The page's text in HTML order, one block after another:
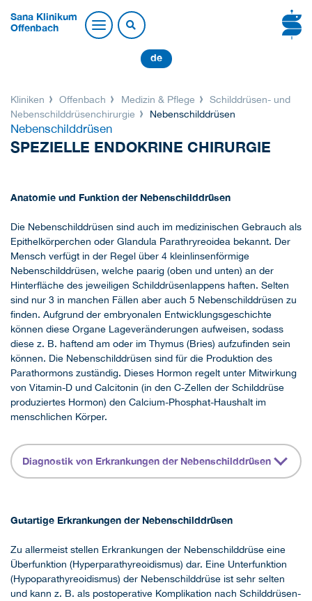
Sana Klinikum
Offenbach
de
Kliniken Offenbach Medizin & Pflege
Schilddrüsen- und
Nebenschilddrüsenchirurgie
Nebenschilddrüsen
Nebenschilddrüsen
SPEZIELLE ENDOKRINE CHIRURGIE
Anatomie und Funktion der Nebenschilddrüsen
Die Nebenschilddrüsen sind auch im medizinischen Gebrauch als
Epithelkörperchen oder Glandula Parathryreoidea bekannt. Der
Mensch verfügt in der Regel über 4 kleinlinsenförmige
Nebenschilddrüsen, welche paarig (oben und unten) an der
Hinterfläche des jeweiligen Schilddrüsenlappens haften. Selten
sind nur 3 in manchen Fällen aber auch 5 Nebenschilddrüsen zu
finden. Aufgrund der embryonalen Entwicklungsgeschichte
können diese Organe Lageveränderungen aufweisen, sodass
diese z. B. haftend am oder im Thymus (Bries) aufzufinden sein
können. Die Nebenschilddrüsen sind für die Produktion des
Parathormons zuständig. Dieses Hormon regelt unter Mitwirkung
von Vitamin-D und Calcitonin (in den C-Zellen der Schilddrüse
produziertes Hormon) den Calcium-Phosphat-Haushalt im
menschlichen Körper.
Diagnostik von Erkrankungen der Nebenschilddrüsen
Gutartige Erkrankungen der Nebenschilddrüsen
Zu allermeist stellen Erkrankungen der Nebenschilddrüse eine
Überfunktion (Hyperparathyreoidismus) dar. Eine Unterfunktion
(Hypoparathyreoidismus) der Nebenschilddrüse ist sehr selten
und kann z. B. als postoperative Komplikation nach Schilddrüsen-